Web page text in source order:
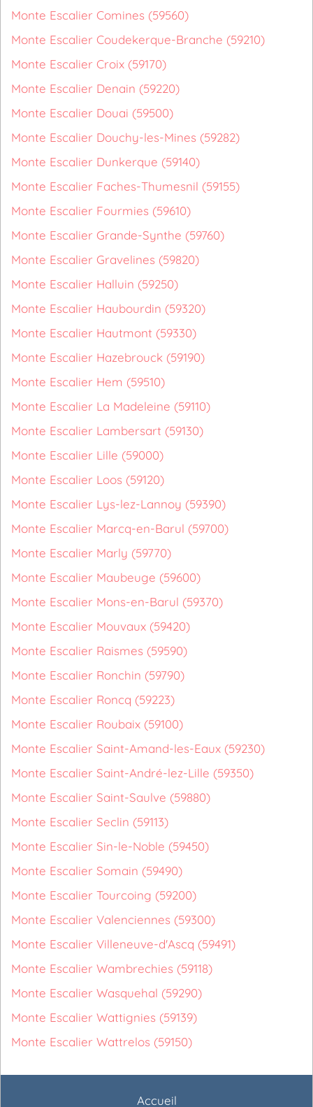
Monte Escalier Comines (59560)
Monte Escalier Coudekerque-Branche (59210)
Monte Escalier Croix (59170)
Monte Escalier Denain (59220)
Monte Escalier Douai (59500)
Monte Escalier Douchy-les-Mines (59282)
Monte Escalier Dunkerque (59140)
Monte Escalier Faches-Thumesnil (59155)
Monte Escalier Fourmies (59610)
Monte Escalier Grande-Synthe (59760)
Monte Escalier Gravelines (59820)
Monte Escalier Halluin (59250)
Monte Escalier Haubourdin (59320)
Monte Escalier Hautmont (59330)
Monte Escalier Hazebrouck (59190)
Monte Escalier Hem (59510)
Monte Escalier La Madeleine (59110)
Monte Escalier Lambersart (59130)
Monte Escalier Lille (59000)
Monte Escalier Loos (59120)
Monte Escalier Lys-lez-Lannoy (59390)
Monte Escalier Marcq-en-Barul (59700)
Monte Escalier Marly (59770)
Monte Escalier Maubeuge (59600)
Monte Escalier Mons-en-Barul (59370)
Monte Escalier Mouvaux (59420)
Monte Escalier Raismes (59590)
Monte Escalier Ronchin (59790)
Monte Escalier Roncq (59223)
Monte Escalier Roubaix (59100)
Monte Escalier Saint-Amand-les-Eaux (59230)
Monte Escalier Saint-André-lez-Lille (59350)
Monte Escalier Saint-Saulve (59880)
Monte Escalier Seclin (59113)
Monte Escalier Sin-le-Noble (59450)
Monte Escalier Somain (59490)
Monte Escalier Tourcoing (59200)
Monte Escalier Valenciennes (59300)
Monte Escalier Villeneuve-d'Ascq (59491)
Monte Escalier Wambrechies (59118)
Monte Escalier Wasquehal (59290)
Monte Escalier Wattignies (59139)
Monte Escalier Wattrelos (59150)
Accueil